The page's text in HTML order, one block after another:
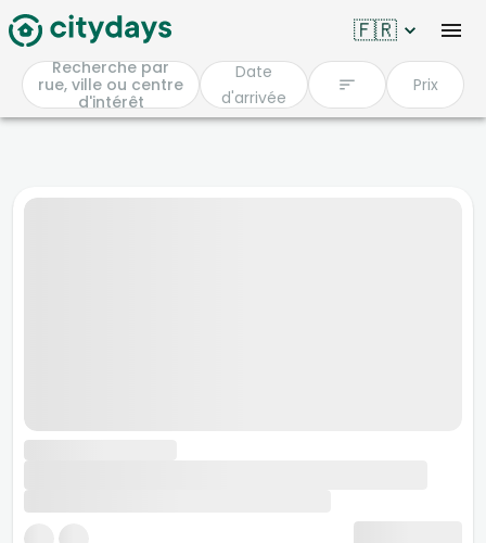
🇫🇷
Recherche par
rue, ville ou centre
d'intérêt
Date
d'arrivée
Prix